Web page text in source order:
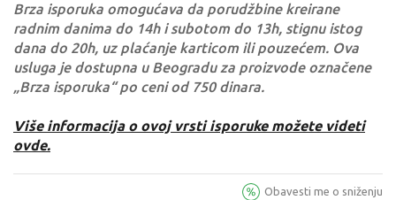
Brza isporuka omogućava da porudžbine kreirane
radnim danima do 14h i subotom do 13h, stignu istog
dana do 20h, uz plaćanje karticom ili pouzećem. Ova
usluga je dostupna u Beogradu za proizvode označene
„Brza isporuka“ po ceni od 750 dinara.
Više informacija o ovoj vrsti isporuke možete videti
ovde.
Obavesti me o sniženju